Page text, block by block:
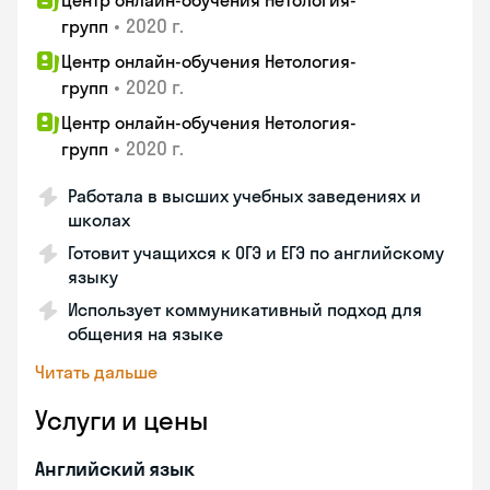
групп • 2020 г.
Центр онлайн-обучения Нетология-
групп • 2020 г.
Центр онлайн-обучения Нетология-
групп • 2020 г.
Работала в высших учебных заведениях и
школах
Готовит учащихся к ОГЭ и ЕГЭ по английскому
языку
Использует коммуникативный подход для
общения на языке
Читать дальше
Услуги и цены
Английский язык